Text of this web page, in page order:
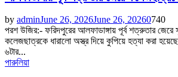
by adminJune 26, 2026June 26, 20260740
পরশ উজির:- ফরিদপুরের আলফাডাঙ্গায় পূর্ব শত্রুতার
কলেজছাত্রকে ধারালো অস্ত্র দিয়ে কুপিয়ে হত্যা করা
৬টার...
পারুলিয়া